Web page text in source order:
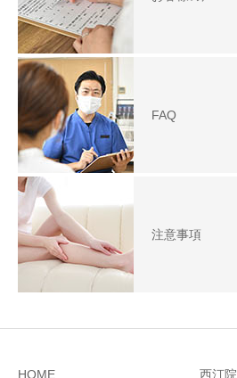
FAQ
注意事項
HOME 西汀院